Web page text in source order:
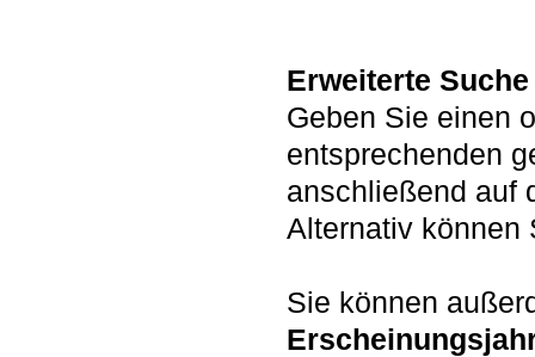
Erweiterte Suche
Geben Sie einen
entsprechenden
anschließend auf
Alternativ können
Sie können